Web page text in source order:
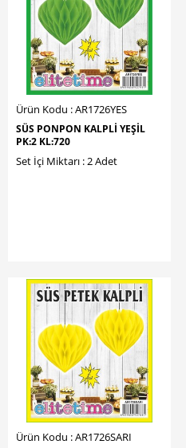
Ürün Kodu : AR1726YES
SÜS PONPON KALPLİ YEŞİL
PK:2 KL:720
Set İçi Miktarı : 2 Adet
Ürün Kodu : AR1726SARI